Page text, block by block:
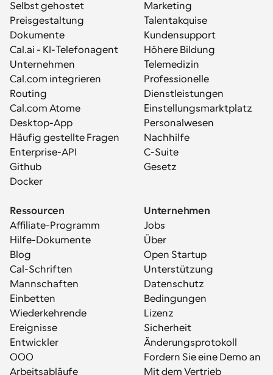
Selbst gehostet
Preisgestaltung
Dokumente
Cal.ai - KI-Telefonagent
Unternehmen
Cal.com integrieren
Routing
Cal.com Atome
Desktop-App
Häufig gestellte Fragen
Enterprise-API
Github
Docker
Marketing
Talentakquise
Kundensupport
Höhere Bildung
Telemedizin
Professionelle
Dienstleistungen
Einstellungsmarktplatz
Personalwesen
Nachhilfe
C-Suite
Gesetz
Ressourcen
Affiliate-Programm
Hilfe-Dokumente
Blog
Cal-Schriften
Mannschaften
Einbetten
Wiederkehrende
Ereignisse
Entwickler
OOO
Arbeitsabläufe
Unternehmen
Jobs
Über
Open Startup
Unterstützung
Datenschutz
Bedingungen
Lizenz
Sicherheit
Änderungsprotokoll
Fordern Sie eine Demo an
Mit dem Vertrieb